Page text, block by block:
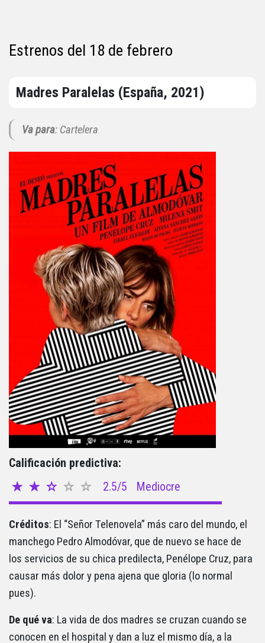
Estrenos del 18 de febrero
Madres Paralelas (España, 2021)
Va para: Cartelera
Calificación predictiva:
2.5/5
Mediocre
Créditos: El “Señor Telenovela” más caro del mundo, el
manchego Pedro Almodóvar, que de nuevo se hace de
los servicios de su chica predilecta, Penélope Cruz, para
causar más dolor y pena ajena que gloria (lo normal
pues).
De qué va: La vida de dos madres se cruzan cuando se
conocen en el hospital y dan a luz el mismo día, a la